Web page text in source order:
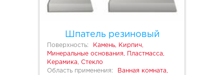
Шпатель резиновый
Поверхность:
Камень, Кирпич,
Минеральные основания, Пластмасса,
Керамика, Стекло
Область применения:
Ванная комната,